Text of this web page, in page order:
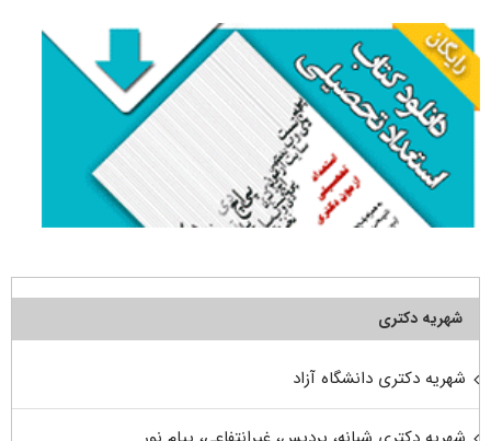
شهریه دکتری
شهریه دکتری دانشگاه آزاد